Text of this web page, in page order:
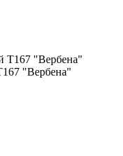
"Вербена"